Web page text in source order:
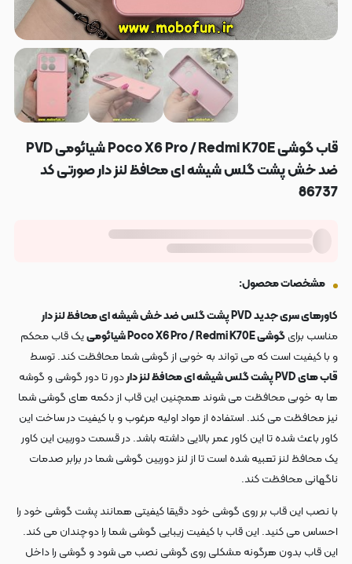
قاب گوشی Poco X6 Pro / Redmi K70E شیائومی PVD
ضد خش پشت گلس شیشه ای محافظ لنز دار صورتی کد
86737
مشخصات محصول:
کاورهای سری جدید PVD پشت گلس ضد خش شیشه ای محافظ لنز دار
مناسب برایگوشی Poco X6 Pro / Redmi K70E شیائومی
یک قاب محکم
و با کیفیت است که می تواند به خوبی از گوشی شما محافظت کند. توسط
قاب های PVD پشت گلس شیشه ای محافظ لنز دار
دور تا دور گوشی و گوشه
ها به خوبی محافظت می شوند همچنین این قاب از دکمه های گوشی شما
نیز محافظت می کند. استفاده از مواد اولیه مرغوب و با کیفیت در ساخت این
کاور باعث شده تا این کاور عمر بالایی داشته باشد. در قسمت دوربین این کاور
یک محافظ لنز تعبیه شده است تا از لنز دوربین گوشی شما در برابر صدمات
ناگهانی محافظت کند.
با نصب این قاب بر روی گوشی خود دقیقا کیفیتی همانند پشت گوشی خود را
احساس می کنید. این قاب با کیفیت زیبایی گوشی شما را دوچندان می کند.
این قاب بدون هرگونه مشکلی روی گوشی نصب می شود و گوشی را داخل